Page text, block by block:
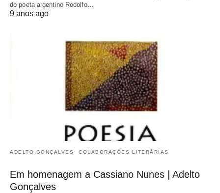
do poeta argentino Rodolfo…
9 anos ago
ADELTO GONÇALVES COLABORAÇÕES LITERÁRIAS
Em homenagem a Cassiano Nunes | Adelto
Gonçalves